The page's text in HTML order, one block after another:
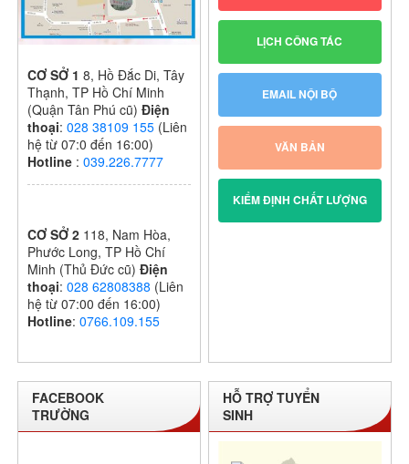
CƠ SỞ 18, Hồ Đắc Di, Tây
Thạnh, TP Hồ Chí Minh
(Quận Tân Phú cũ) Điện
thoại:028 38109 155 (Liên
hệ từ 07:0 đến 16:00)
Hotline :039.226.7777
CƠ SỞ 2 118, Nam Hòa,
Phước Long, TP Hồ Chí
Minh (Thủ Đức cũ) Điện
thoại:028 62808388 (Liên
hệ từ 07:00 đến 16:00)
Hotline:0766.109.155
LỊCH CÔNG TÁC
EMAIL NỘI BỘ
VĂN BẢN
KIỂM ĐỊNH CHẤT LƯỢNG
FACEBOOK
TRƯỜNG
HỖ TRỢ TUYỂN
SINH